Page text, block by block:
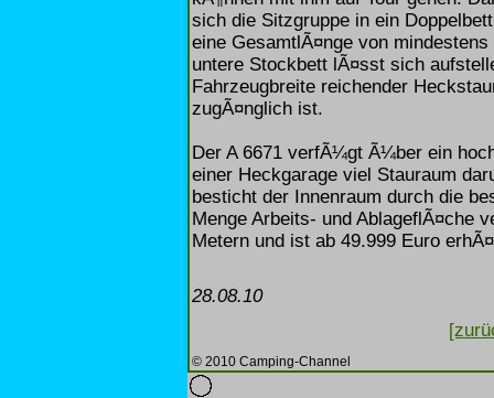
sich die Sitzgruppe in ein
eine GesamtlÃ¤nge von
untere Stockbett lÃ¤sst sich
Fahrzeugbreite reichender
zugÃ¤nglich ist.
Der A 6671 verfÃ¼gt Ã¼ber ein
einer Heckgarage viel Stauraum
besticht der Innenraum durch die
Menge Arbeits- und AblageflÃ¤che
Metern und ist ab 49.999 Euro
28.08.10
© 2010 Camping-Channel